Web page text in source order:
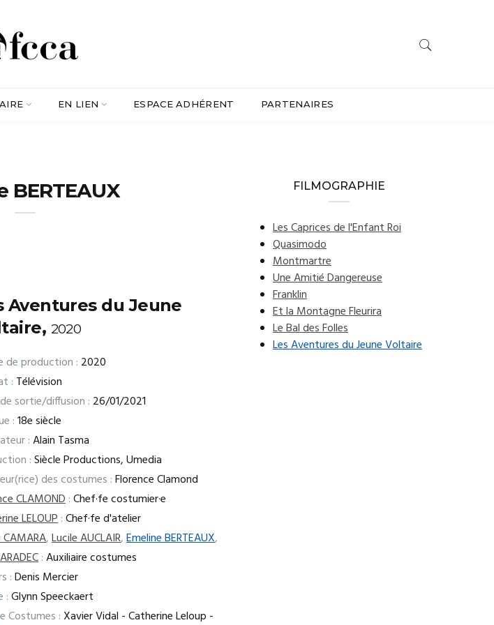
EN LIEN ESPACE ADHÉRENT PARTENAIRES
BERTEAUX
Aventures du Jeune
2020
de production : 2020
: Télévision
sortie/diffusion : 26/01/2021
:18e siècle
:Alain Tasma
:Siècle Productions, Umedia
des costumes :Florence Clamond
CLAMOND:Chef·fe costumier·e
LELOUP:Chef·fe d'atelier
CAMARA,Lucile AUCLAIR,Emeline BERTEAUX,
:Auxiliaire costumes
:Denis Mercier
:Glynn Speeckaert
Costumes :Xavier Vidal - Catherine Leloup -
FILMOGRAPHIE
Les Caprices de l'Enfant Roi
Quasimodo
Montmartre
Une Amitié Dangereuse
Franklin
Et la Montagne Fleurira
Le Bal des Folles
Les Aventures du Jeune Voltaire